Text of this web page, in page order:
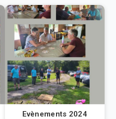
Evènements 2024